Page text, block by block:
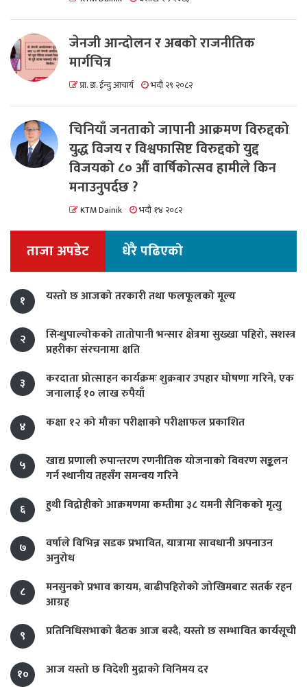
जेनजी आन्दोलन र अबको राजनीतिक
मार्गचित्र
प्रा. डा. ईन्दु आचार्य भदौ २९ २०८२
चिनियाँ जनताको जापानी आक्रमण विरुद्दको
युद्ध विजय र विश्वफासिष्ट विरुद्दको युद्द
विजयको ८० औं वार्षिकोत्सव हामीले किन
मनाउनुपर्दछ ?
KTM Dainik भदौ १४ २०८२
ताजा अपडेट धेरै पढिएको
१ यस्तो छ आजको तरकारी तथा फलफूलको मूल्य
२
सिन्धुपाल्चोकको तातोपानी भन्सार क्षेत्रमा सुख्खा पहिरो, सशस्त्र
प्रहरीका संरचनामा क्षति
३
करदाता प्रोत्साहन कार्यक्रमः शुक्रबार उपहार घोषणा गरिने, एक
जनालाई १० लाख रुपैयाँ
४
कक्षा १२ को मौका परीक्षाको परीक्षाफल प्रकाशित
५
खाद्य प्रणाली रुपान्तरण रणनीतिक योजनाको विवरण सङ्कलन
गर्न स्थानीय तहसँग समन्वय गरिने
६
हुथी विद्रोहीको आक्रमणमा कम्तीमा ३८ यमनी सैनिकको मृत्यु
७
वर्षाले विभिन्न सडक प्रभावित, यात्रामा सावधानी अपनाउन
अनुरोध
८
मनसुनको प्रभाव कायम, बाढीपहिरोको जोखिमबाट सतर्क रहन
आग्रह
९
प्रतिनिधिसभाको बैठक आज बस्दै, यस्तो छ सम्भावित कार्यसूची
१० आज यस्तो छ विदेशी मुद्राको विनिमय दर